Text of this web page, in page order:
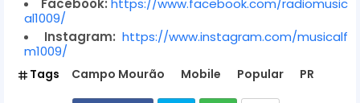
Facebook: https://www.facebook.com/radiomusic
al1009/
Instagram: https://www.instagram.com/musicalf
m1009/
Tags Campo Mourão Mobile Popular PR